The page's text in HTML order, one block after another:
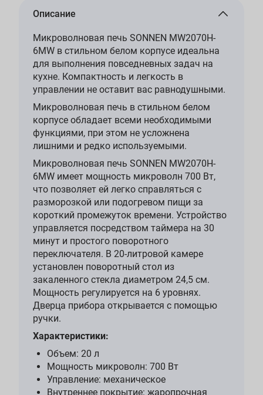
Описание
Микроволновая печь SONNEN MW2070H-
6MW в стильном белом корпусе идеальна
для выполнения повседневных задач на
кухне. Компактность и легкость в
управлении не оставит вас равнодушными.
Микроволновая печь в стильном белом
корпусе обладает всеми необходимыми
функциями, при этом не усложнена
лишними и редко используемыми.
Микроволновая печь SONNEN MW2070H-
6MW имеет мощность микроволн 700 Вт,
что позволяет ей легко справляться с
разморозкой или подогревом пищи за
короткий промежуток времени. Устройство
управляется посредством таймера на 30
минут и простого поворотного
переключателя. В 20-литровой камере
установлен поворотный стол из
закаленного стекла диаметром 24,5 см.
Мощность регулируется на 6 уровнях.
Дверца прибора открывается с помощью
ручки.
Характеристики:
Объем: 20 л
Мощность микроволн: 700 Вт
Управление: механическое
Внутреннее покрытие: жаропрочная